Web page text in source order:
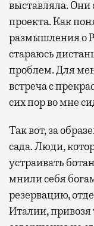
выставляла. Они
проекта. Как
размышления о
стараюсь
проблем. Для
встреча с
сих пор во мне
Так вот, за
сада. Люди,
устраивать
мнили себя
резервацию,
Италии, привозя